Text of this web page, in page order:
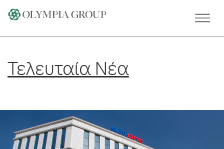
Τελευταία Νέα